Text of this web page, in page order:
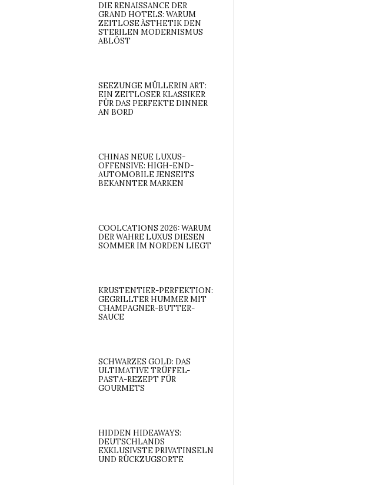
DIE RENAISSANCE DER
GRAND HOTELS: WARUM
ZEITLOSE ÄSTHETIK DEN
STERILEN MODERNISMUS
ABLÖST
SEEZUNGE MÜLLERIN ART:
EIN ZEITLOSER KLASSIKER
FÜR DAS PERFEKTE DINNER
AN BORD
CHINAS NEUE LUXUS-
OFFENSIVE: HIGH-END-
AUTOMOBILE JENSEITS
BEKANNTER MARKEN
COOLCATIONS 2026: WARUM
DER WAHRE LUXUS DIESEN
SOMMER IM NORDEN LIEGT
KRUSTENTIER-PERFEKTION:
GEGRILLTER HUMMER MIT
CHAMPAGNER-BUTTER-
SAUCE
SCHWARZES GOLD: DAS
ULTIMATIVE TRÜFFEL-
PASTA-REZEPT FÜR
GOURMETS
HIDDEN HIDEAWAYS:
DEUTSCHLANDS
EXKLUSIVSTE PRIVATINSELN
UND RÜCKZUGSORTE